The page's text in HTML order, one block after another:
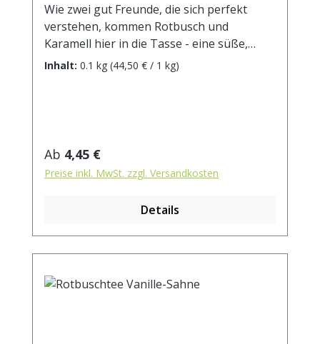
Wie zwei gut Freunde, die sich perfekt
verstehen, kommen Rotbusch und
Karamell hier in die Tasse - eine süße,
harmonische Beziehung, die einfach
kochendem Wasser aufgiessen. Ziehzeit:
ca.5 min. Durchschnittliche Brennwerte je
100 ml Fertiggetränk bei Aufguss von 3g
13 kJ / 3 kcal Fett <0,5 g davon: -
Eiweiß <0,5 g Salz <0,1 g
Inhalt: 0.1 kg (44,50 € / 1 kg)
Regulärer Preis:
Ab 4,45 €
Preise inkl. MwSt. zzgl. Versandkosten
Details